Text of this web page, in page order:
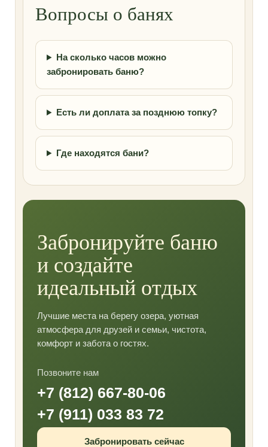
Вопросы о банях
На сколько часов можно
забронировать баню?
Есть ли доплата за позднюю топку?
Где находятся бани?
Забронируйте баню
и создайте
идеальный отдых
Лучшие места на берегу озера, уютная
атмосфера для друзей и семьи, чистота,
комфорт и забота о гостях.
Позвоните нам
+7 (812) 667-80-06
+7 (911) 033 83 72
Забронировать сейчас